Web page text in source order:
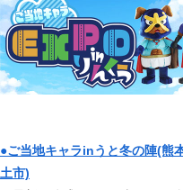
●ご当地キャラinうと冬の陣(熊
土市)